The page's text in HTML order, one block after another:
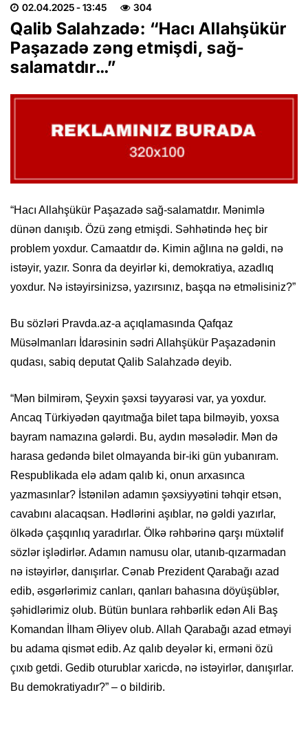
02.04.2025- 13:45 304
Qalib Salahzadə: “Hacı Allahşükür
Paşazadə zəng etmişdi, sağ-
salamatdır…”
“Hacı Allahşükür Paşazadə sağ-salamatdır. Mənimlə
dünən danışıb. Özü zəng etmişdi. Səhhətində heç bir
problem yoxdur. Camaatdır də. Kimin ağlına nə gəldi, nə
istəyir, yazır. Sonra da deyirlər ki, demokratiya, azadlıq
yoxdur. Nə istəyirsinizsə, yazırsınız, başqa nə etməlisiniz?”
Bu sözləri Pravda.az-a açıqlamasında Qafqaz
Müsəlmanları İdarəsinin sədri Allahşükür Paşazadənin
qudası, sabiq deputat Qalib Salahzadə deyib.
“Mən bilmirəm, Şeyxin şəxsi təyyarəsi var, ya yoxdur.
Ancaq Türkiyədən qayıtmağa bilet tapa bilməyib, yoxsa
bayram namazına gələrdi. Bu, aydın məsələdir. Mən də
harasa gedəndə bilet olmayanda bir-iki gün yubanıram.
Respublikada elə adam qalıb ki, onun arxasınca
yazmasınlar? İstənilən adamın şəxsiyyətini təhqir etsən,
cavabını alacaqsan. Hədlərini aşıblar, nə gəldi yazırlar,
ölkədə çaşqınlıq yaradırlar. Ölkə rəhbərinə qarşı müxtəlif
sözlər işlədirlər. Adamın namusu olar, utanıb-qızarmadan
nə istəyirlər, danışırlar. Cənab Prezident Qarabağı azad
edib, əsgərlərimiz canları, qanları bahasına döyüşüblər,
şəhidlərimiz olub. Bütün bunlara rəhbərlik edən Ali Baş
Komandan İlham Əliyev olub. Allah Qarabağı azad etməyi
bu adama qismət edib. Az qalıb deyələr ki, erməni özü
çıxıb getdi. Gedib oturublar xaricdə, nə istəyirlər, danışırlar.
Bu demokratiyadır?” – o bildirib.